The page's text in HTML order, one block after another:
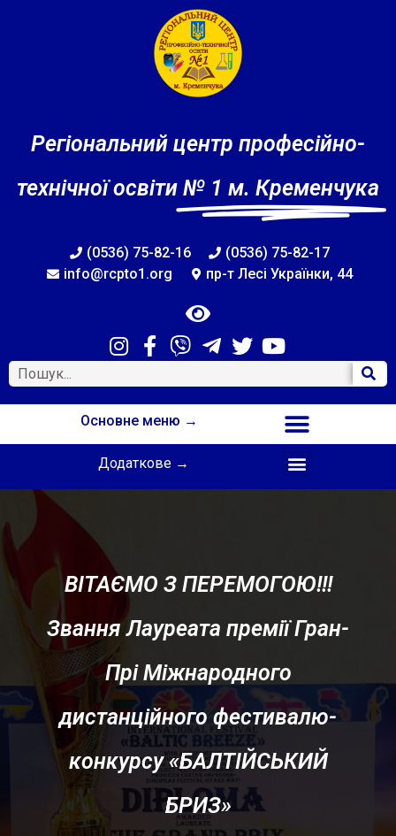
Регіональний центр професійно-
технічної освіти № 1 м. Кременчука
(0536) 75-82-16
(0536) 75-82-17
info@rcpto1.org
пр-т Лесі Українки, 44
Основне меню →
Додаткове →
ВІТАЄМО З ПЕРЕМОГОЮ!!!
Звання Лауреата премії Гран-
Прі Міжнародного
дистанційного фестивалю-
конкурсу «БАЛТІЙСЬКИЙ
БРИЗ»